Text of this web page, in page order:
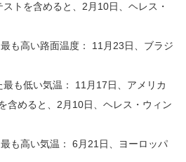
トを含めると、2月10日、ヘレス・
も高い路面温度： 11月23日、ブラジ
最も低い気温： 11月17日、アメリカ
含めると、2月10日、ヘレス・ウィン
も高い気温： 6月21日、ヨーロッパ